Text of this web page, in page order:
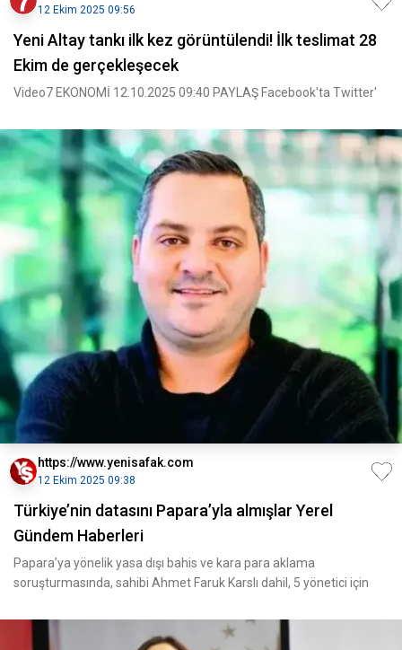
12 Ekim 2025 09:56
Yeni Altay tankı ilk kez görüntülendi! İlk teslimat 28
Ekim de gerçekleşecek
Video7 EKONOMİ 12.10.2025 09:40 PAYLAŞ Facebook'ta Twitter'
https://www.yenisafak.com
12 Ekim 2025 09:38
Türkiye’nin datasını Papara’yla almışlar Yerel
Gündem Haberleri
Papara’ya yönelik yasa dışı bahis ve kara para aklama
soruşturmasında, sahibi Ahmet Faruk Karslı dahil, 5 yönetici için